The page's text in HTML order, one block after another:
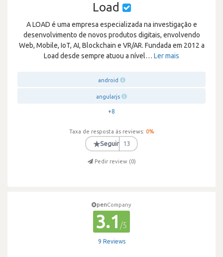
Load
A LOAD é uma empresa especializada na investigação e
desenvolvimento de novos produtos digitais, envolvendo
Web, Mobile, IoT, AI, Blockchain e VR/AR. Fundada em 2012 a
Load desde sempre atuou a nível… Ler mais
android
angularjs
+8
Taxa de resposta às reviews: 0%
★Seguir 13
Pedir review (0)
penCompany
3.1 /5
9 Reviews